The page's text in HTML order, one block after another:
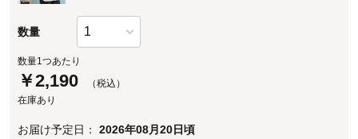
数量
数量1つあたり
￥2,190
（税込）
在庫あり
お届け予定日： 2026年08月20日頃